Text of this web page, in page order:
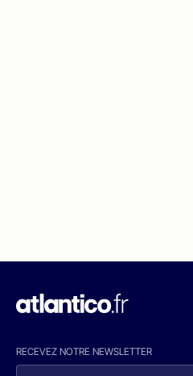
RECEVEZ NOTRE NEWSLETTER